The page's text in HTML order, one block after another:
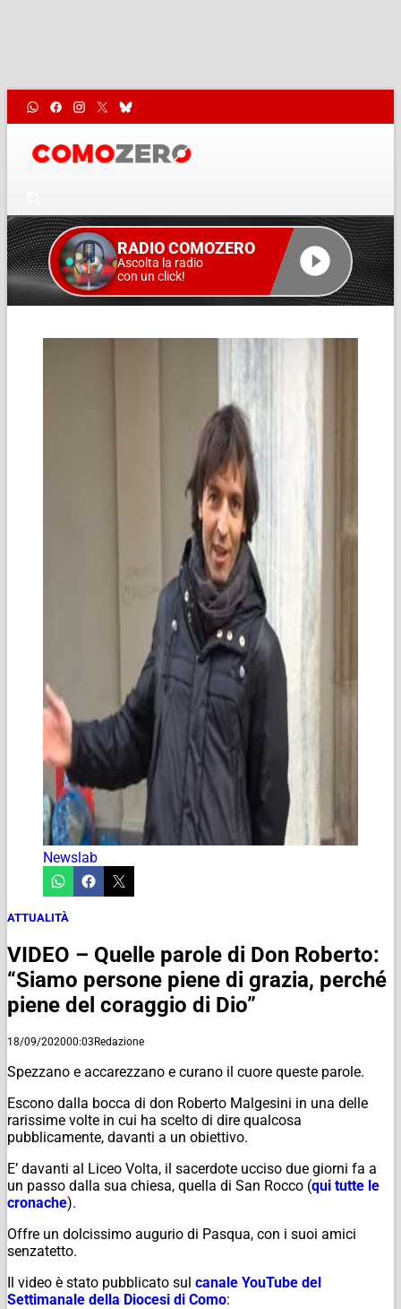
RADIO COMOZERO
Ascolta la radio
con un click!
Newslab
ATTUALITÀ
VIDEO – Quelle parole di Don Roberto:
“Siamo persone piene di grazia, perché
piene del coraggio di Dio”
18/09/202000:03Redazione
Spezzano e accarezzano e curano il cuore queste parole.
Escono dalla bocca di don Roberto Malgesini in una delle
rarissime volte in cui ha scelto di dire qualcosa
pubblicamente, davanti a un obiettivo.
E’ davanti al Liceo Volta, il sacerdote ucciso due giorni fa a
un passo dalla sua chiesa, quella di San Rocco (qui tutte le
cronache).
Offre un dolcissimo augurio di Pasqua, con i suoi amici
senzatetto.
Il video è stato pubblicato sul canale YouTube del
Settimanale della Diocesi di Como: